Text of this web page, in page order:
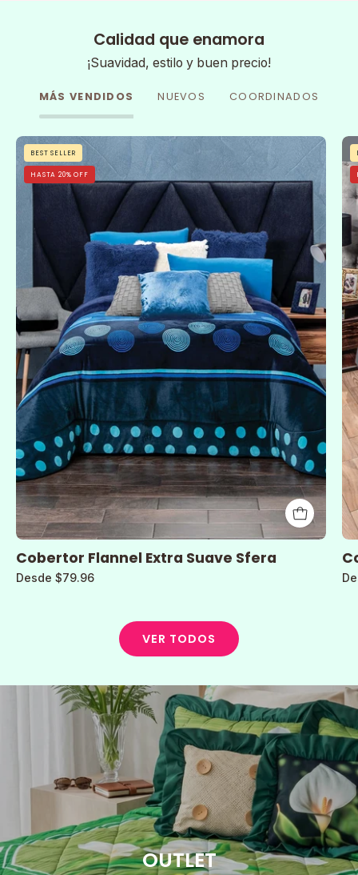
Calidad que enamora
¡Suavidad, estilo y buen precio!
MÁS VENDIDOS NUEVOS COORDINADOS
Cobertor
Flannel
Con
Borrega
Sfera
BEST SELLER
HASTA 20% OFF
Cobertor Flannel Extra Suave Sfera
Desde $79.96
VER TODOS
OUTLET